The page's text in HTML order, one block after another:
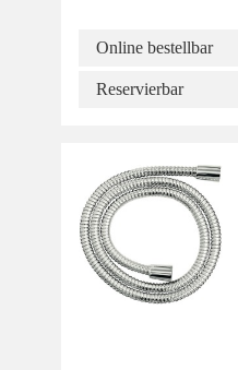
Online bestellbar
Reservierbar